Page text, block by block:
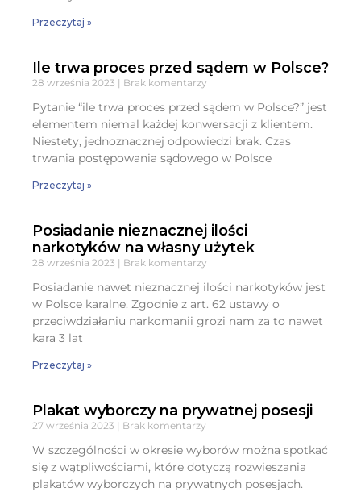
Przeczytaj »
Ile trwa proces przed sądem w Polsce?
28 września 2023 Brak komentarzy
Pytanie “ile trwa proces przed sądem w Polsce?” jest
elementem niemal każdej konwersacji z klientem.
Niestety, jednoznacznej odpowiedzi brak. Czas
trwania postępowania sądowego w Polsce
Przeczytaj »
Posiadanie nieznacznej ilości
narkotyków na własny użytek
28 września 2023 Brak komentarzy
Posiadanie nawet nieznacznej ilości narkotyków jest
w Polsce karalne. Zgodnie z art. 62 ustawy o
przeciwdziałaniu narkomanii grozi nam za to nawet
kara 3 lat
Przeczytaj »
Plakat wyborczy na prywatnej posesji
27 września 2023 Brak komentarzy
W szczególności w okresie wyborów można spotkać
się z wątpliwościami, które dotyczą rozwieszania
plakatów wyborczych na prywatnych posesjach.